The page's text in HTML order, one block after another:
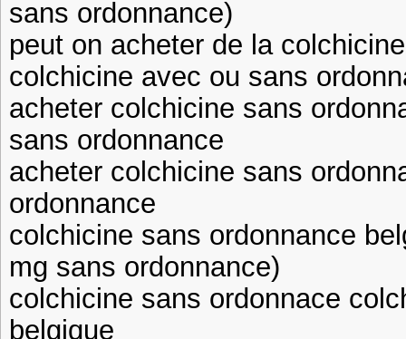
sans ordonnance)
peut on acheter de la
colchicine avec ou sans
acheter colchicine sans
sans ordonnance
acheter colchicine sans
ordonnance
colchicine sans ordonnance
mg sans ordonnance)
colchicine sans ordonnace
belgique